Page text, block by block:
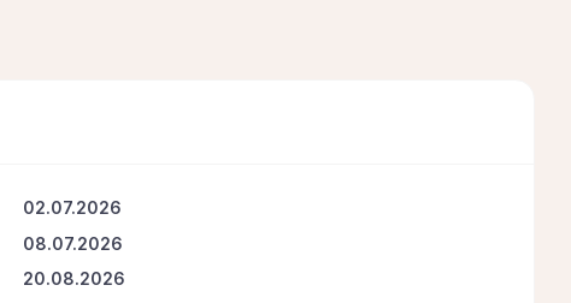
02.07.2026
08.07.2026
20.08.2026